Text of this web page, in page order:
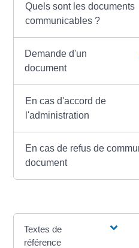
Quels sont les documents
communicables ?
Demande d'un
document
En cas d'accord de
l'administration
En cas de refus de
document
Textes de
référence